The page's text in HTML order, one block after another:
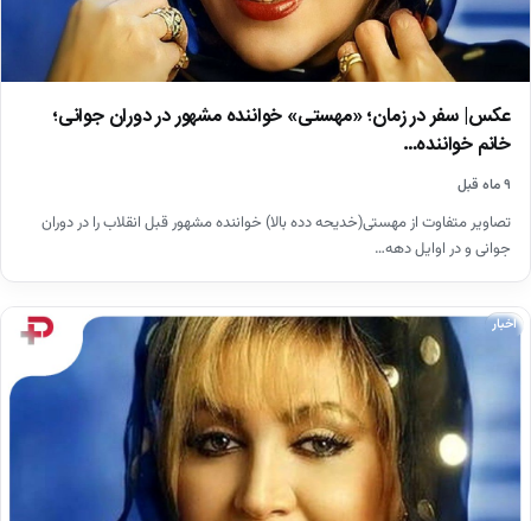
عکس| سفر در زمان؛ «مهستی» خواننده مشهور در دوران جوانی؛
خانم خواننده…
۹ ماه قبل
تصاویر متفاوت از مهستی(خدیحه دده بالا) خواننده مشهور قبل انقلاب را در دوران
جوانی و در اوایل دهه…
اخبار